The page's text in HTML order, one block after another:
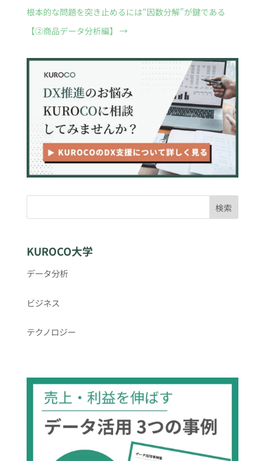
根本的な問題を突き止めるには“因数分解”が鍵である
【②商品データ分析編】 →
検索
KUROCO大学
データ分析
ビジネス
テクノロジー